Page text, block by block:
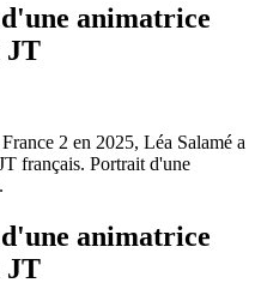
animatrice
JT
2 en 2025, Léa Salamé a
français. Portrait d'une
animatrice
JT